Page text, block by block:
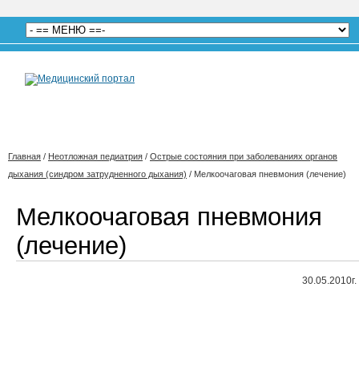
Главная / Неотложная педиатрия / Острые состояния при заболеваниях органов
дыхания (синдром затрудненного дыхания) / Мелкоочаговая пневмония (лечение)
Мелкоочаговая пневмония
(лечение)
30.05.2010г.